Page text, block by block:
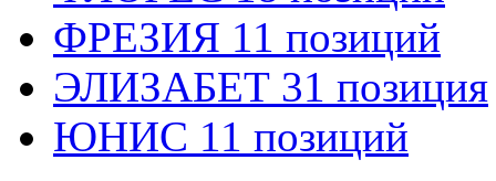
ФРЕЗИЯ 11 позиций
ЭЛИЗАБЕТ 31 позиция
ЮНИС 11 позиций